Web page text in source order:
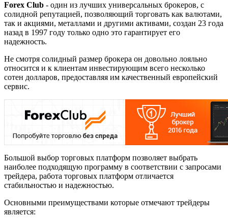
Forex Club - один из лучших универсальных брокеров, с
солидной репутацией, позволяющий торговать как валютами,
так и акциями, металлами и другими активами, создан 23 года
назад в 1997 году только одно это гарантирует его
надежность.
Не смотря солидный размер брокера он довольно лояльно
относится и к клиентам инвестирующим всего несколько
сотен долларов, предоставляя им качественный европейский
сервис.
Большой выбор торговых платформ позволяет выбрать
наиболее подходящую программу в соответствии с запросами
трейдера, работа торговых платформ отличается
стабильностью и надежностью.
Основными преимуществами которые отмечают трейдеры
является: